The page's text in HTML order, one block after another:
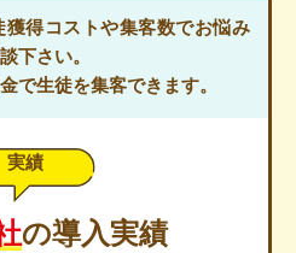
得コストや集客数でお悩み
下さい。
で生徒を集客できます。
実績
の導入実績